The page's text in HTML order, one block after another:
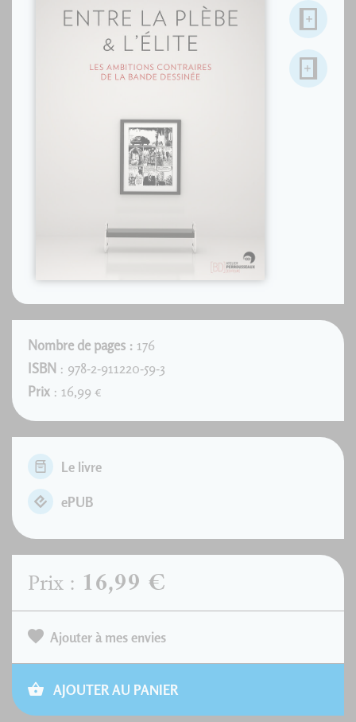
Nombre de pages : 176
ISBN : 978-2-911220-59-3
Prix : 16,99 €
Le livre
ePUB
Prix : 16,99 €
Ajouter à mes envies
AJOUTER AU PANIER